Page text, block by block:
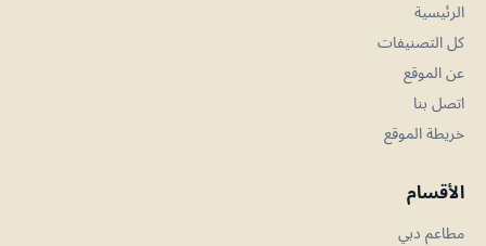
الرئيسية
كل التصنيفات
عن الموقع
اتصل بنا
خريطة الموقع
الأقسام
مطاعم دبي